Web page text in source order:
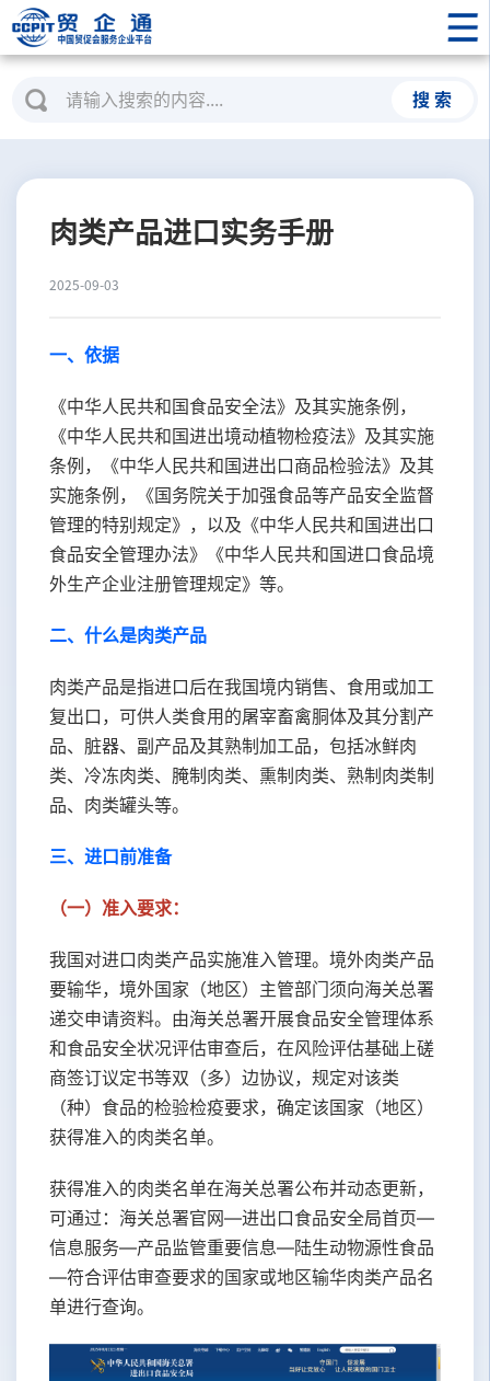
搜 索
肉类产品进口实务手册
2025-09-03
一、 依据
《中华人民共和国食品安全法》及其实施条例，
《中华人民共和国进出境动植物检疫法》及其实施
条例，《中华人民共和国进出口商品检验法》及其
实施条例，《国务院关于加强食品等产品安全监督
管理的特别规定》，以及《中华人民共和国进出口
食品安全管理办法》《中华人民共和国进口食品境
外生产企业注册管理规定》等。
二、 什么是肉类产品
肉类产品是指进口后在我国境内销售、食用或加工
复出口，可供人类食用的屠宰畜禽胴体及其分割产
品、脏器、副产品及其熟制加工品，包括冰鲜肉
类、冷冻肉类、腌制肉类、熏制肉类、熟制肉类制
品、肉类罐头等。
三、 进口前准备
（一）准入要求：
我国对进口肉类产品实施准入管理。境外肉类产品
要输华，境外国家（地区）主管部门须向海关总署
递交申请资料。由海关总署开展食品安全管理体系
和食品安全状况评估审查后，在风险评估基础上磋
商签订议定书等双（多）边协议，规定对该类
（种）食品的检验检疫要求，确定该国家（地区）
获得准入的肉类名单。
获得准入的肉类名单在海关总署公布并动态更新，
可通过：海关总署官网—进出口食品安全局首页—
信息服务—产品监管重要信息—陆生动物源性食品
—符合评估审查要求的国家或地区输华肉类产品名
单进行查询。